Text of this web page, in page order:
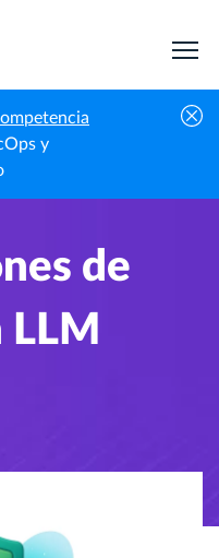
y
de Seguridad en LLM
de